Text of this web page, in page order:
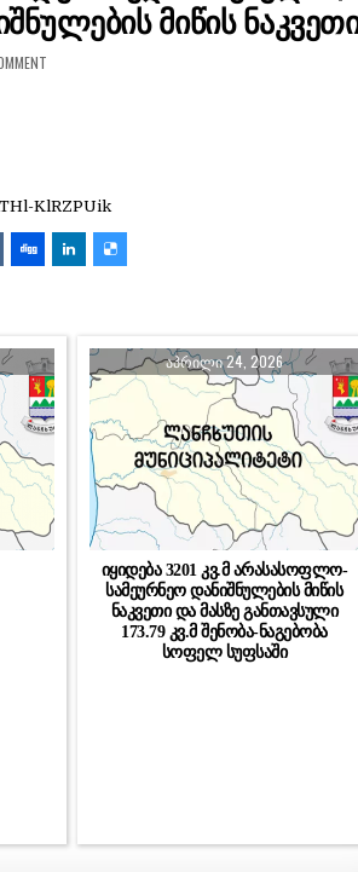
მიწის
KlRZPUik
ᲐᲞᲠᲘᲚᲘ 24, 2026
იყიდება 3201 კვ.მ არასასოფლო-
სამეურნეო დანიშნულების მიწის
ნაკვეთი და მასზე განთავსული
173.79 კვ.მ შენობა-ნაგებობა
სოფელ სუფსაში